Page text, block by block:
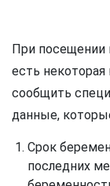
При посещении
есть
сообщить
данные,
Срок
последних